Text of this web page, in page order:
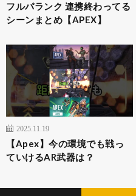
フルパランク 連携終わってる
シーンまとめ【APEX】
2025.11.19
【Apex】今の環境でも戦っ
ていけるAR武器は？